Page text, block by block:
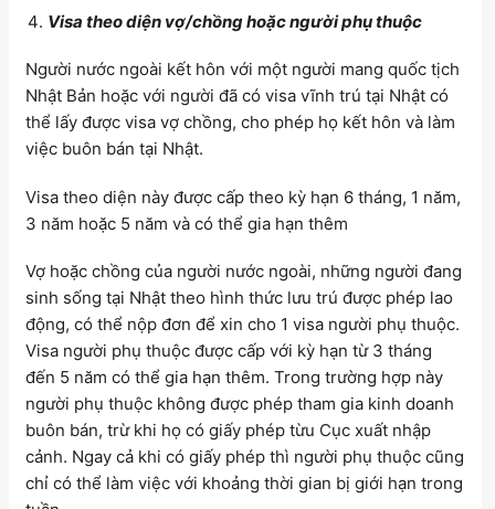
Visa theo diện vợ/chồng hoặc người phụ thuộc
Người nước ngoài kết hôn với một người mang quốc tịch
Nhật Bản hoặc với người đã có visa vĩnh trú tại Nhật có
thể lấy được visa vợ chồng, cho phép họ kết hôn và làm
việc buôn bán tại Nhật.
Visa theo diện này được cấp theo kỳ hạn 6 tháng, 1 năm,
3 năm hoặc 5 năm và có thể gia hạn thêm
Vợ hoặc chồng của người nước ngoài, những người đang
sinh sống tại Nhật theo hình thức lưu trú được phép lao
động, có thể nộp đơn để xin cho 1 visa người phụ thuộc.
Visa người phụ thuộc được cấp với kỳ hạn từ 3 tháng
đến 5 năm có thể gia hạn thêm. Trong trường hợp này
người phụ thuộc không được phép tham gia kinh doanh
buôn bán, trừ khi họ có giấy phép từu Cục xuất nhập
cảnh. Ngay cả khi có giấy phép thì người phụ thuộc cũng
chỉ có thể làm việc với khoảng thời gian bị giới hạn trong